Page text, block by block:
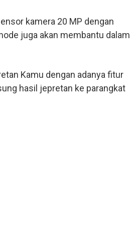
kamera 20 MP dengan
juga akan membantu dalam
Kamu dengan adanya fitur
hasil jepretan ke parangkat